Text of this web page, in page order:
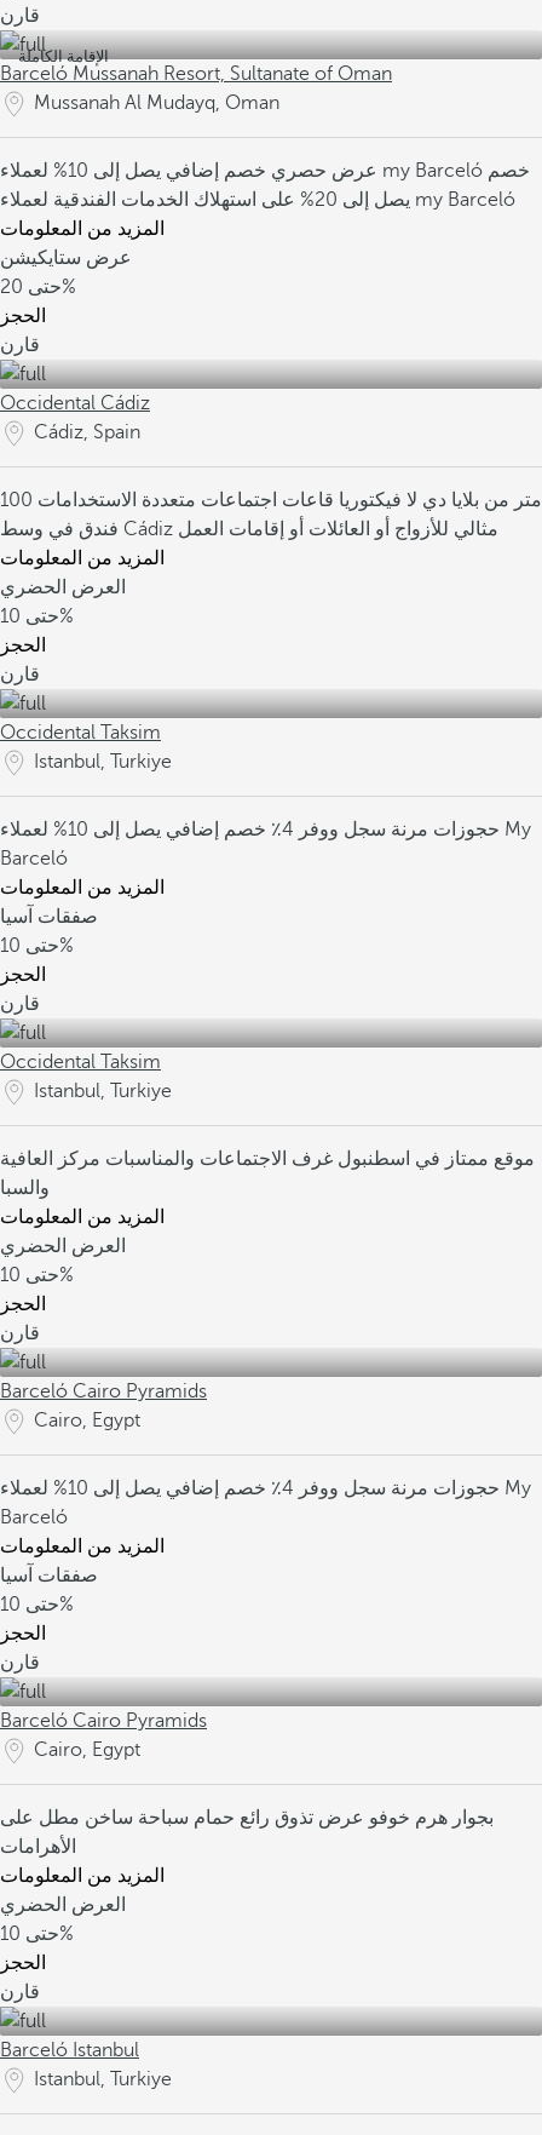
قارن
الإقامة الكاملة
Barceló Mussanah Resort, Sultanate of Oman
Mussanah Al Mudayq, Oman
عرض حصري خصم إضافي يصل إلى 10% لعملاء my Barceló خصم
يصل إلى 20% على استهلاك الخدمات الفندقية لعملاء my Barceló
المزيد من المعلومات
عرض ستايكيشن
حتى20%
الحجز
قارن
Occidental Cádiz
Cádiz, Spain
100 متر من بلايا دي لا فيكتوريا قاعات اجتماعات متعددة الاستخدامات
فندق في وسط Cádiz مثالي للأزواج أو العائلات أو إقامات العمل
المزيد من المعلومات
العرض الحضري
حتى10%
الحجز
قارن
Occidental Taksim
Istanbul, Turkiye
حجوزات مرنة سجل ووفر 4٪
خصم إضافي يصل إلى 10% لعملاء My
Barceló
المزيد من المعلومات
صفقات آسيا
حتى10%
الحجز
قارن
Occidental Taksim
Istanbul, Turkiye
موقع ممتاز في اسطنبول غرف الاجتماعات والمناسبات مركز العافية
والسبا
المزيد من المعلومات
العرض الحضري
حتى10%
الحجز
قارن
Barceló Cairo Pyramids
Cairo, Egypt
حجوزات مرنة سجل ووفر 4٪
خصم إضافي يصل إلى 10% لعملاء My
Barceló
المزيد من المعلومات
صفقات آسيا
حتى10%
الحجز
قارن
Barceló Cairo Pyramids
Cairo, Egypt
بجوار هرم خوفو عرض تذوق رائع حمام سباحة ساخن مطل على
الأهرامات
المزيد من المعلومات
العرض الحضري
حتى10%
الحجز
قارن
Barceló Istanbul
Istanbul, Turkiye